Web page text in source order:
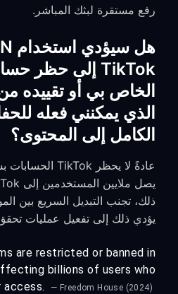
رفع مستقرة لبثك المباشر.
الخاص بي أو تقييده
الذي يمكنني فعله
الكامل إلى المحتوى؟
ذلك، تجنب التبديل السريع بين
يؤدي ذلك إلى تفعيل عمليات
are restricted or banned in
billions of users who
access.
— Freedom House (2024)